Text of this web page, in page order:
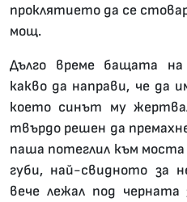
проклятието да се
мощ.
Дълго време бащата
какво да направи, че да
което синът му
твърдо решен да
паша потеглил към моста
губи, най-свидното за
вече лежал под